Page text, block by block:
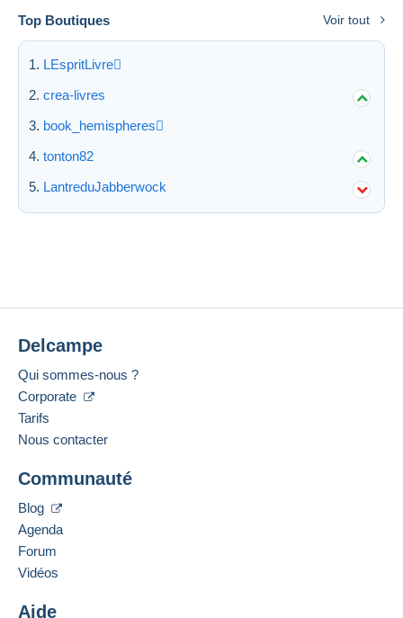
Top Boutiques Voir tout
LEspritLivre
crea-livres
book_hemispheres
tonton82
LantreduJabberwock
Delcampe
Qui sommes-nous ?
Corporate
Tarifs
Nous contacter
Communauté
Blog
Agenda
Forum
Vidéos
Aide